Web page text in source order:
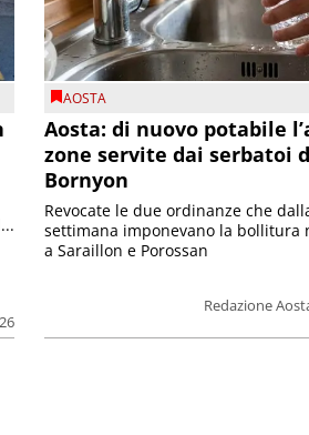
AOSTA
Aosta: di nuovo potabile
zone servite dai serbatoi
Bornyon
Redazione
Revocate le due ordinanze che
settimana imponevano la bollitura
a Saraillon e Porossan